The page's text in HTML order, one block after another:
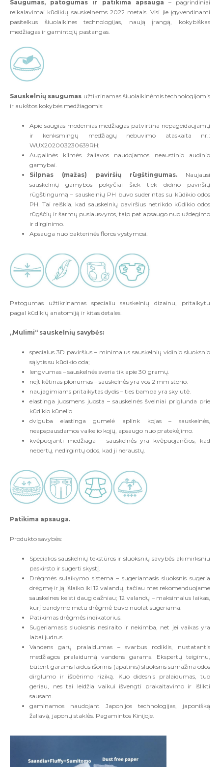
Saugumas, patogumas ir patikima apsauga – pagrindiniai
reikalavimai kūdikių sauskelnėms 2022 metais. Visi jie įgyvendinami
pasitelkus šiuolaikines technologijas, naują įrangą, kokybiškas
medžiagas ir gamintojų pastangas.
Sauskelnių saugumas užtikrinamas šiuolaikinėmis technologijomis
ir aukštos kokybės medžiagomis:
Apie saugias modernias medžiagas patvirtina nepageidaujamų
ir kenksmingų medžiagų nebuvimo ataskaita nr.:
WUX202003230639RH;
Augalinės kilmės žaliavos naudojamos neaustinio audinio
gamybai.
Silpnas (mažas) paviršių rūgštingumas.Naujausi
sauskelnių gamybos pokyčiai šiek tiek didino paviršių
rūgštingumą – sauskelnių PH buvo suderintas su kūdikio odos
PH. Tai reiškia, kad sauskelnių paviršius netrikdo kūdikio odos
rūgščių ir šarmų pusiausvyros, taip pat apsaugo nuo uždegimo
ir dirginimo.
Apsauga nuo bakterinės floros vystymosi.
Patogumas užtikrinamas specialiu sauskelnių dizainu, pritaikytu
pagal kūdikių anatomiją ir kitas detales.
„Mulimi“ sauskelnių savybės:
specialus 3D paviršius – minimalus sauskelnių vidinio sluoksnio
sąlytis su kūdikio oda;
lengvumas – sauskelnės sveria tik apie 30 gramų.
neįtikėtinas plonumas – sauskelnės yra vos 2 mm storio.
naujagimiams pritaikytas dydis – ties bamba yra skylutė.
elastinga juosmens juosta – sauskelnės švelniai priglunda prie
kūdikio kūnelio.
dviguba elastinga gumelė aplink kojas – sauskelnės,
neapspausdamos vaikelio kojų, apsaugo nuo pratekėjimo.
kvėpuojanti medžiaga – sauskelnės yra kvėpuojančios, kad
nebertų, nedirgintų odos, kad ji neraustų.
Patikima apsauga.
Produkto savybės:
Specialios sauskelnių tekstūros ir sluoksnių savybės akimirksniu
paskirsto ir sugerti skystį.
Drėgmės sulaikymo sistema – sugeriamasis sluoksnis sugeria
drėgmę ir ją išlaiko iki 12 valandų, tačiau mes rekomenduojame
sauskelnes keisti daug dažniau; 12 valandų – maksimalus laikas,
kurį bandymo metu drėgmė buvo nuolat sugeriama.
Patikimas drėgmės indikatorius.
Sugeriamasis sluoksnis nesiraito ir nekimba, net jei vaikas yra
labai judrus.
Vandens garų pralaidumas – svarbus rodiklis, nustatantis
medžiagos pralaidumą vandens garams. Ekspertų teigimu,
būtent garams laidus išorinis (apatinis) sluoksnis sumažina odos
dirglumo ir išbėrimo riziką. Kuo didesnis pralaidumas, tuo
geriau, nes tai leidžia vaikui išvengti prakaitavimo ir išlikti
sausam.
gaminamos naudojant Japonijos technologijas, japonišką
žaliavą, japonų staklės. Pagamintos Kinijoje.